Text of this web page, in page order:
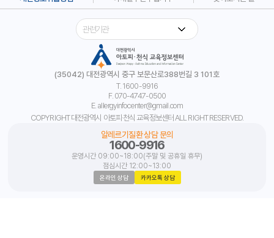
(35042) 대전광역시 중구 보문산로388번길 3 101호
T. 1600-9916
F. 070-4747-0500
E. allergyinfocenter@gmail.com
COPYRIGHT 대전광역시 아토피·천식 교육정보센터 ALL RIGHT RESERVED.
알레르기질환 상담 문의
1600-9916
운영시간 09:00~18:00(주말 및 공휴일 휴무)
점심시간 12:00~13:00
온라인 상담 카카오톡 상담